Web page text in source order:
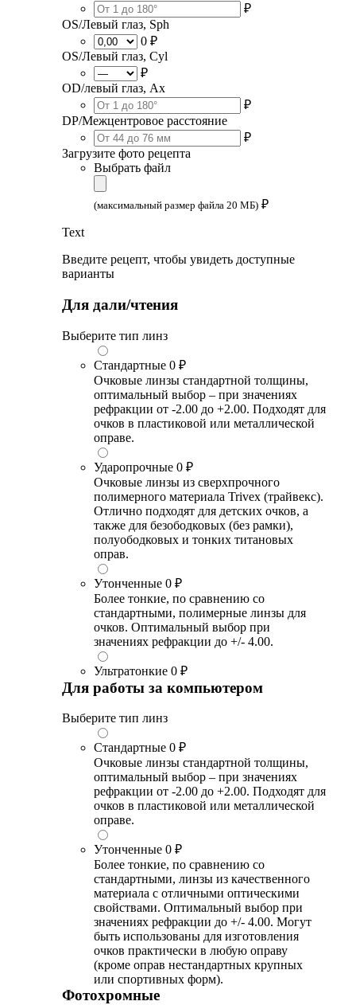
₽
OS/Левый глаз, Sph
0 ₽
OS/Левый глаз, Cyl
₽
OD/левый глаз, Ax
₽
DP/Межцентровое расстояние
₽
Загрузите фото рецепта
Выбрать файл
(максимальный размер файла 20 МБ) ₽
Text
Введите рецепт, чтобы увидеть доступные
варианты
Для дали/чтения
Выберите тип линз
Стандартные 0 ₽
Очковые линзы стандартной толщины,
оптимальный выбор – при значениях
рефракции от -2.00 до +2.00. Подходят для
очков в пластиковой или металлической
оправе.
Ударопрочные 0 ₽
Очковые линзы из сверхпрочного
полимерного материала Trivex (трайвекс).
Отлично подходят для детских очков, а
также для безободковых (без рамки),
полуободковых и тонких титановых
оправ.
Утонченные 0 ₽
Более тонкие, по сравнению со
стандартными, полимерные линзы для
очков. Оптимальный выбор при
значениях рефракции до +/- 4.00.
Ультратонкие 0 ₽
Для работы за компьютером
Выберите тип линз
Стандартные 0 ₽
Очковые линзы стандартной толщины,
оптимальный выбор – при значениях
рефракции от -2.00 до +2.00. Подходят для
очков в пластиковой или металлической
оправе.
Утонченные 0 ₽
Более тонкие, по сравнению со
стандартными, линзы из качественного
материала с отличными оптическими
свойствами. Оптимальный выбор при
значениях рефракции до +/- 4.00. Могут
быть использованы для изготовления
очков практически в любую оправу
(кроме оправ нестандартных крупных
или спортивных форм).
Фотохромные